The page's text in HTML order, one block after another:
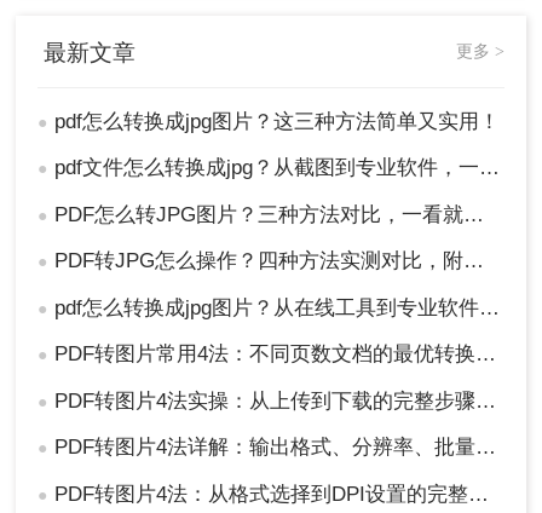
最新文章 更多 >
● pdf怎么转换成jpg图片？这三种方法简单又实用！
● pdf文件怎么转换成jpg？从截图到专业软件，一篇讲清楚！
● PDF怎么转JPG图片？三种方法对比，一看就懂！
● PDF转JPG怎么操作？四种方法实测对比，附各场景最优选！
● pdf怎么转换成jpg图片？从在线工具到专业软件，总有一款适合你！
● PDF转图片常用4法：不同页数文档的最优转换路径！
● PDF转图片4法实操：从上传到下载的完整步骤和参数设置！
● PDF转图片4法详解：输出格式、分辨率、批量处理全对比！
● PDF转图片4法：从格式选择到DPI设置的完整操作指南！